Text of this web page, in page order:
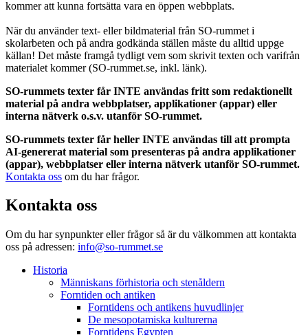
kommer att kunna fortsätta vara en öppen webbplats.
När du använder text- eller bildmaterial från SO-rummet i
skolarbeten och på andra godkända ställen måste du alltid uppge
källan! Det måste framgå tydligt vem som skrivit texten och varifrån
materialet kommer (SO-rummet.se, inkl. länk).
SO-rummets texter får INTE användas fritt som redaktionellt
material på andra webbplatser, applikationer (appar) eller
interna nätverk o.s.v. utanför SO-rummet.
SO-rummets texter får heller INTE användas till att prompta
AI-genererat material som presenteras på andra applikationer
(appar), webbplatser eller interna nätverk utanför SO-rummet.
Kontakta oss om du har frågor.
Kontakta oss
Om du har synpunkter eller frågor så är du välkommen att kontakta
oss på adressen: info@so-rummet.se
Historia
Människans förhistoria och stenåldern
Forntiden och antiken
Forntidens och antikens huvudlinjer
De mesopotamiska kulturerna
Forntidens Egypten